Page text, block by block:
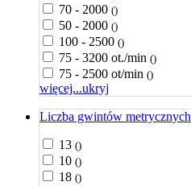
70 - 2000 ()
50 - 2000 ()
100 - 2500 ()
75 - 3200 ot./min ()
75 - 2500 ot/min ()
więcej...ukryj
Liczba gwintów metrycznych
13 ()
10 ()
18 ()